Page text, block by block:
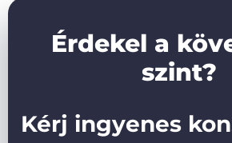
Érdekel a
szint?
Kérj ingyenes